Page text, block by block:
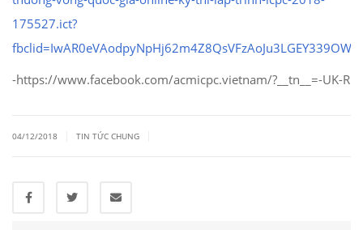
175527.ict?
-https://www.facebook.com/acmicpc.vietnam/?__tn__=-UK-R
04/12/2018 TIN TỨC CHUNG